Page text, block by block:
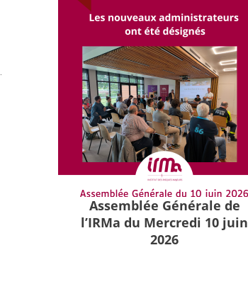
Assemblée Générale de
l’IRMa du Mercredi 10 juin
2026